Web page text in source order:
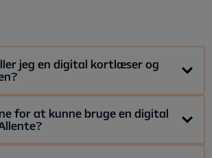
jeg en digital kortlæser og
, kan du bestille en digital
sideunder
har en pris på456,- kr.
for at kunne bruge en digital